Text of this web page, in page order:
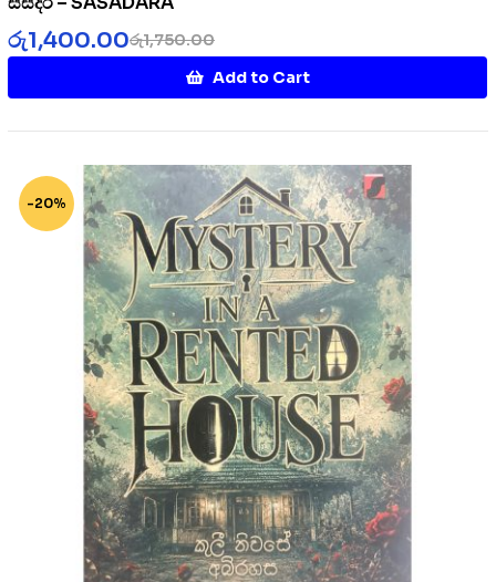
රු1,750.00
රු1,400.00
Add to Cart
-20%